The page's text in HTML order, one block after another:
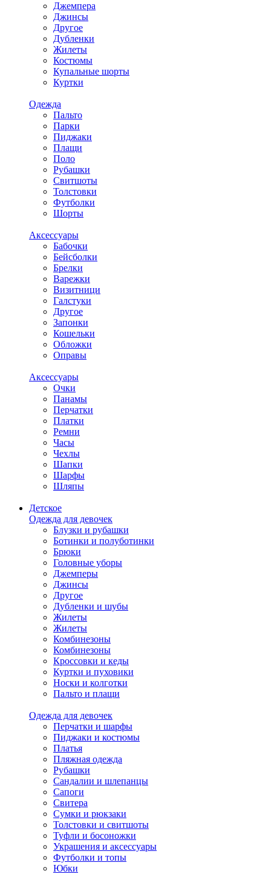
Джемпера
Джинсы
Другое
Дубленки
Жилеты
Костюмы
Купальные шорты
Куртки
Одежда
Пальто
Парки
Пиджаки
Плащи
Поло
Рубашки
Свитшоты
Толстовки
Футболки
Шорты
Аксессуары
Бабочки
Бейсболки
Брелки
Варежки
Визитници
Галстуки
Другое
Запонки
Кошельки
Обложки
Оправы
Аксессуары
Очки
Панамы
Перчатки
Платки
Ремни
Часы
Чехлы
Шапки
Шарфы
Шляпы
Детское
Одежда для девочек
Блузки и рубашки
Ботинки и полуботинки
Брюки
Головные уборы
Джемперы
Джинсы
Другое
Дубленки и шубы
Жилеты
Жилеты
Комбинезоны
Комбинезоны
Кроссовки и кеды
Куртки и пуховики
Носки и колготки
Пальто и плащи
Одежда для девочек
Перчатки и шарфы
Пиджаки и костюмы
Платья
Пляжная одежда
Рубашки
Сандалии и шлепанцы
Сапоги
Свитера
Сумки и рюкзаки
Толстовки и свитшоты
Туфли и босоножки
Украшения и аксессуары
Футболки и топы
Юбки